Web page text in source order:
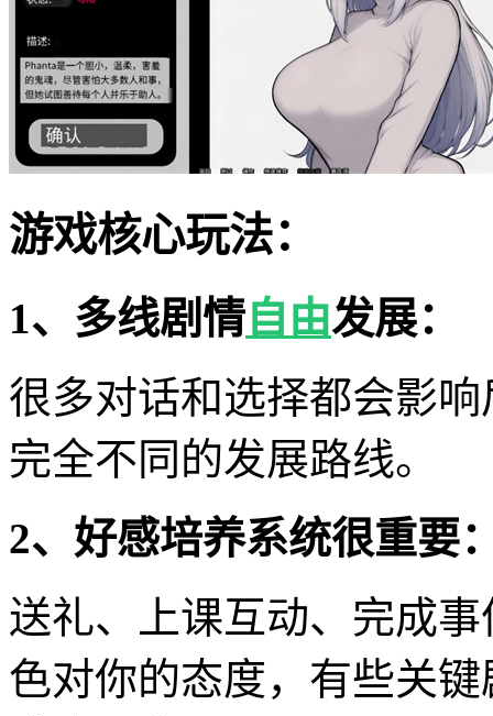
游戏核心玩法：
1、多线剧情自由发展：
很多对话和选择都会影
完全不同的发展路线。
2、好感培养系统很重要
送礼、上课互动、完成
色对你的态度，有些关